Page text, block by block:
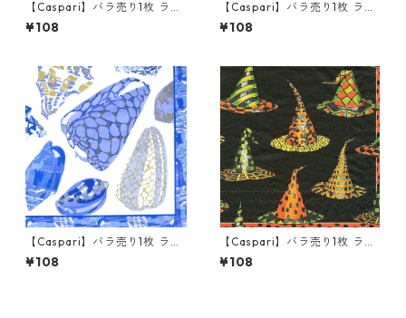
【Caspari】バラ売り1枚 ラン
チサイズ ペーパーナプキン 99
Bottles ホワイト
¥108
【Caspari】バラ売り1枚 ラン
チサイズ ペーパーナプキン Pr
ovencal Cotton ピンク
¥108
【Caspari】バラ売り1枚 ラン
チサイズ ペーパーナプキン Co
quillage Blue ブルー
¥108
【Caspari】バラ売り1枚 ラン
チサイズ ペーパーナプキン Wi
tches Hats ブラック
¥108